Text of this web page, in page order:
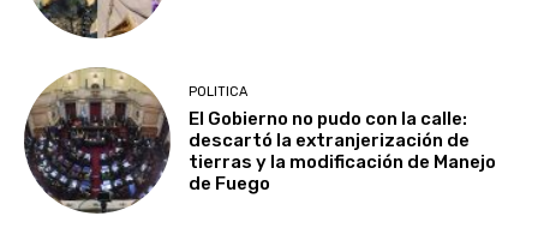
POLITICA
El Gobierno no pudo con la calle:
descartó la extranjerización de
tierras y la modificación de Manejo
de Fuego